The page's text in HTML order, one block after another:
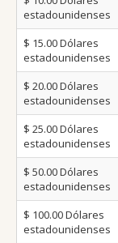
estadounidenses
$ 15.00Dólares
estadounidenses
$ 20.00Dólares
estadounidenses
$ 25.00Dólares
estadounidenses
$ 50.00Dólares
estadounidenses
$ 100.00Dólares
estadounidenses